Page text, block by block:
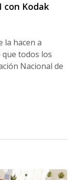
con Kodak
la hacen a
todos los
Nacional de